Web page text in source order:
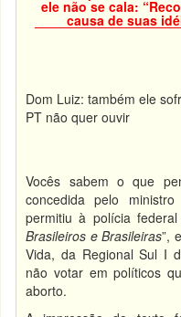
ele não se cala:
causa de suas
Dom Luiz: também ele
PT não quer ouvir
Vocês sabem o que
concedida pelo
permitiu à polícia
Brasileiros e Brasileiras”,
Vida, da Regional Sul I
não votar em políticos
aborto.